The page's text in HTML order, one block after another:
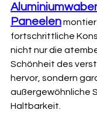
Paneelen
fortschrittliche
nicht nur die
Schönheit des
hervor, sondern
außergewöhnliche
Haltbarkeit.